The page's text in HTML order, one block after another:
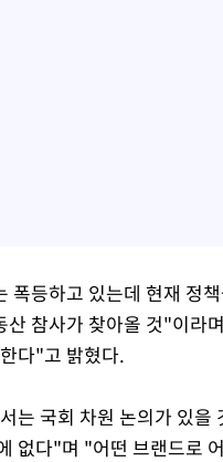
등하고 있는데 현재 정
참사가 찾아올 것"이라
다"고 밝혔다.
는 국회 차원 논의가 있을
없다"며 "어떤 브랜드로